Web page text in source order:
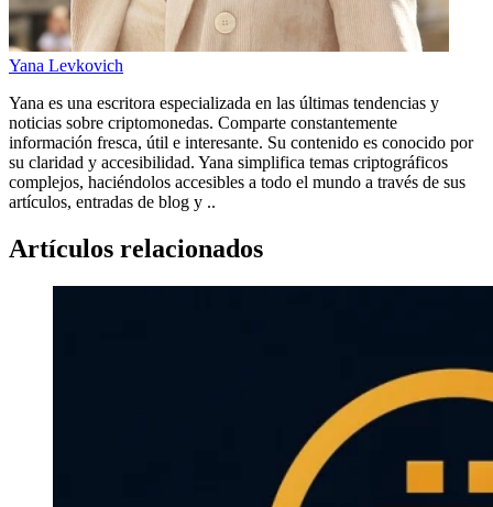
Yana Levkovich
Yana es una escritora especializada en las últimas tendencias y
noticias sobre criptomonedas. Comparte constantemente
información fresca, útil e interesante. Su contenido es conocido por
su claridad y accesibilidad. Yana simplifica temas criptográficos
complejos, haciéndolos accesibles a todo el mundo a través de sus
artículos, entradas de blog y ..
Artículos relacionados